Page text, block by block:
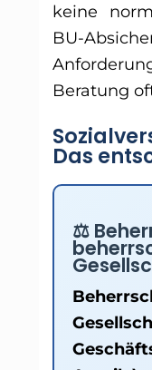
keine
BU-
Beratung
Das
⚖️